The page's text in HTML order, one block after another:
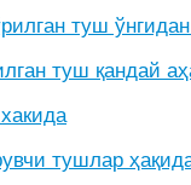
туш қандай
тушлар